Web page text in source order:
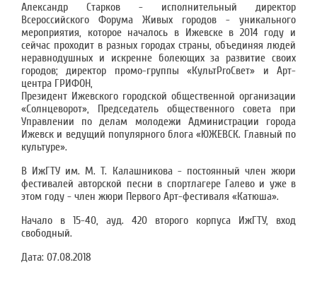
Александр Старков - исполнительный директор
Всероссийского Форума Живых городов - уникального
мероприятия, которое началось в Ижевске в 2014 году и
сейчас проходит в разных городах страны, объединяя людей
неравнодушных и искренне болеющих за развитие своих
городов; директор промо-группы «КультProСвет» и Арт-
центра ГРИФОН,
Президент Ижевского городской общественной организации
«Солнцеворот», Председатель общественного совета при
Управлении по делам молодежи Администрации города
Ижевск и ведущий популярного блога «ЮЖЕВСК. Главный по
культуре».
В ИжГТУ им. М. Т. Калашникова - постоянный член жюри
фестивалей авторской песни в спортлагере Галево и уже в
этом году - член жюри Первого Арт-фестиваля «Катюша».
Начало в 15-40, ауд. 420 второго корпуса ИжГТУ, вход
свободный.
Дата: 07.08.2018